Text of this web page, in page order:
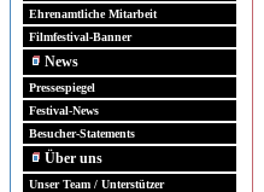
Ehrenamtliche Mitarbeit
Filmfestival-Banner
News
Pressespiegel
Festival-News
Besucher-Statements
Über uns
Unser Team / Unterstützer